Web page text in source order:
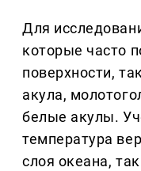
Для
которые часто
поверхности,
акула,
белые акулы.
температура
слоя океана,